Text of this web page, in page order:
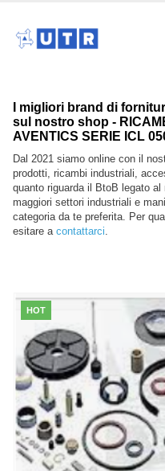
I migliori brand di
sul nostro shop -
AVENTICS SERIE ICL
Dal 2021 siamo online con il
prodotti, ricambi industriali,
quanto riguarda il BtoB legato
maggiori settori industriali e
categoria da te preferita. Per
esitare a contattarci.
HOT